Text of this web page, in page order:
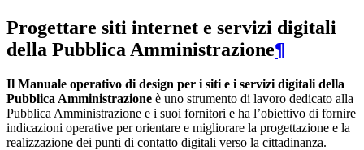
Progettare siti internet e servizi digitali
della Pubblica Amministrazione¶
Il Manuale operativo di design per i siti e i servizi digitali della
Pubblica Amministrazione è uno strumento di lavoro dedicato alla
Pubblica Amministrazione e i suoi fornitori e ha l’obiettivo di fornire
indicazioni operative per orientare e migliorare la progettazione e la
realizzazione dei punti di contatto digitali verso la cittadinanza.